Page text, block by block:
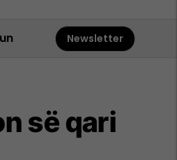
Newsletter
së qari